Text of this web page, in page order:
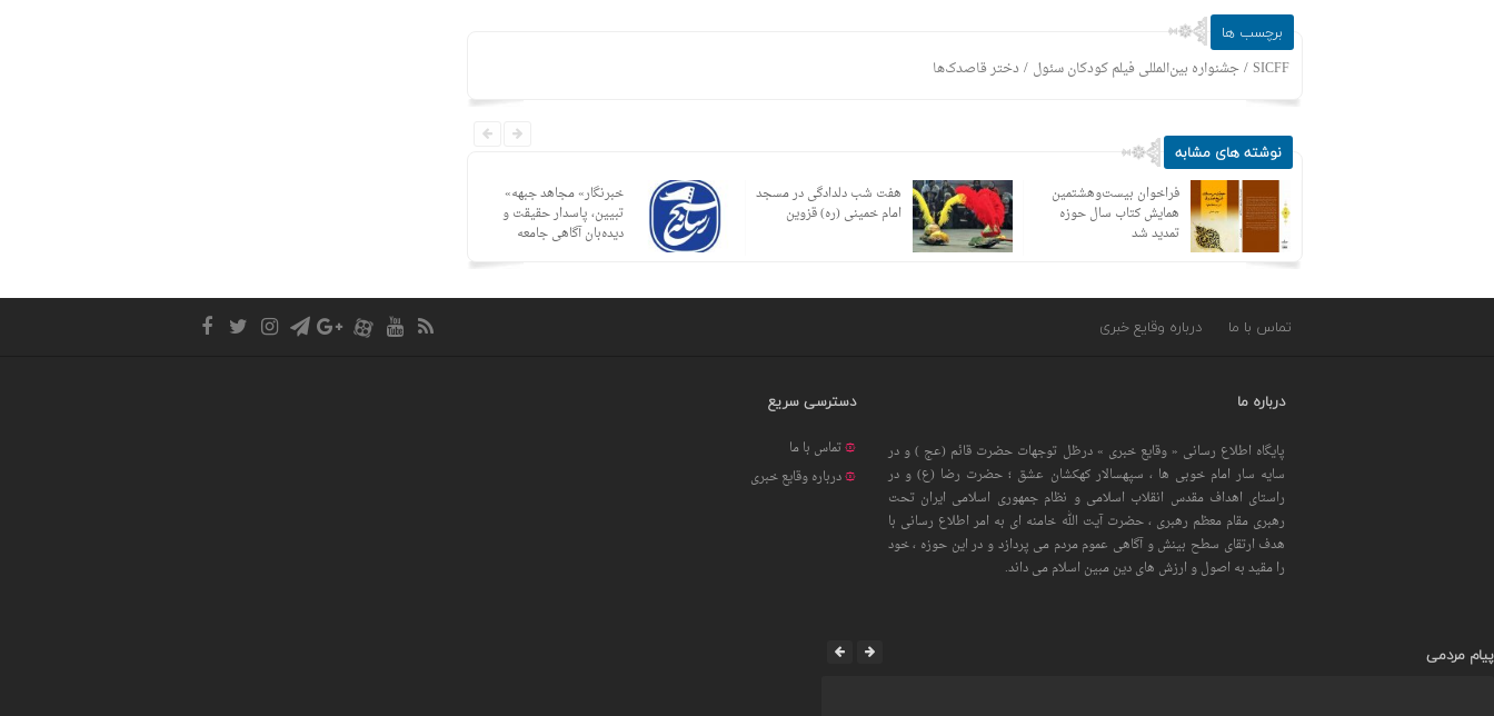
برچسب ها
SICFF
/جشنواره بین‌المللی فیلم کودکان سئول / دختر قاصدک‌ها
نوشته های مشابه
«خبرنگار» مجاهد جبهه
تبیین، پاسدار حقیقت و
دیده‌بان آگاهی جامعه
هفت شب دلدادگی در مسجد
امام خمینی (ره) قزوین
فراخوان بیست‌وهشتمین
همایش کتاب سال حوزه
تمدید شد
تماس با ما درباره وقایع خبری
درباره ما
پایگاه اطلاع رسانی « وقایع خبری » درظل توجهات حضرت قائم (عج ) و در
سایه سار امام خوبی ها ، سپهسالار کهکشان عشق ؛ حضرت رضا (ع) و در
راستای اهداف مقدس انقلاب اسلامی و نظام جمهوری اسلامی ایران تحت
رهبری مقام معظم رهبری ، حضرت آیت الله خامنه ای به امر اطلاع رسانی با
هدف ارتقای سطح بینش و آگاهی عموم مردم می پردازد و در این حوزه ، خود
را مقید به اصول و ارزش های دین مبین اسلام می داند.
دسترسی سریع
تماس با ما
درباره وقایع خبری
پیام مردمی